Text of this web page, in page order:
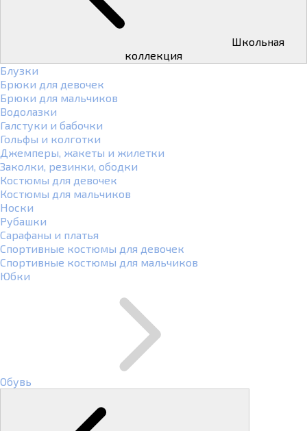
коллекция
Блузки
Брюки для девочек
Брюки для мальчиков
Водолазки
Галстуки и бабочки
Гольфы и колготки
Джемперы, жакеты и жилетки
Заколки, резинки, ободки
Костюмы для девочек
Костюмы для мальчиков
Носки
Рубашки
Сарафаны и платья
Спортивные костюмы для девочек
Спортивные костюмы для мальчиков
Юбки
Обувь